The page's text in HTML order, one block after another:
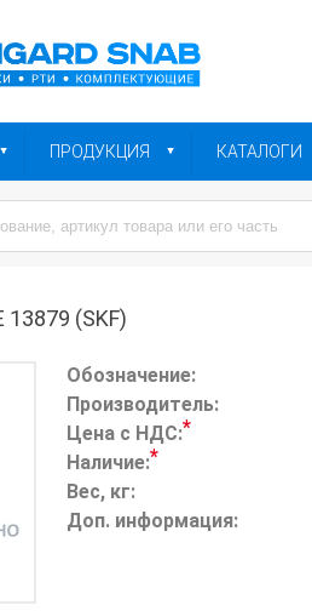
ПРОДУКЦИЯ КАТАЛОГИ
(SKF)
Обозначение:
Производитель:
Цена с НДС:*
Наличие:*
Вес, кг:
Доп. информация: